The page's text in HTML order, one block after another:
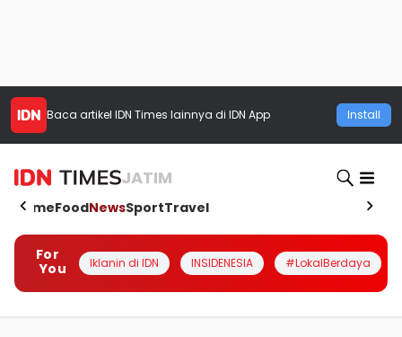
Baca artikel IDN Times lainnya di IDN App Install
JATIM
HomeFoodNewsSportTravel
For
You
Iklanin di IDN INSIDENESIA #LokalBerdaya